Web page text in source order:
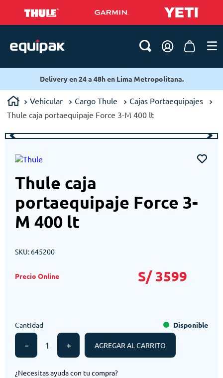
Delivery en 24 a 48h en Lima Metropolitana.
Vehicular Cargo Thule
Cajas Portaequipajes
Thule caja portaequipaje Force 3-M 400 lt
Thule caja
portaequipaje Force 3-
M 400 lt
SKU: 645200
S/ 3599
Cantidad
＋
－
Disponible
AGREGAR AL CARRITO
¿Necesitas ayuda con tu compra?